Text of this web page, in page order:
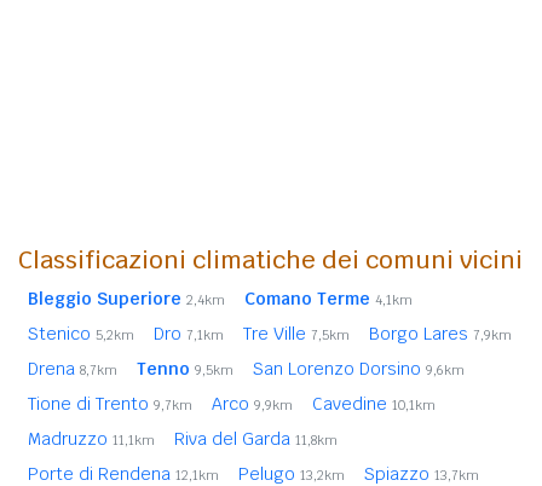
Classificazioni climatiche dei comuni vicini
Bleggio Superiore 2,4km Comano Terme 4,1km
Stenico 5,2km Dro 7,1km Tre Ville 7,5km Borgo Lares 7,9km
Drena 8,7km Tenno 9,5km San Lorenzo Dorsino 9,6km
Tione di Trento 9,7km Arco 9,9km Cavedine 10,1km
Madruzzo 11,1km Riva del Garda 11,8km
Porte di Rendena 12,1km Pelugo 13,2km Spiazzo 13,7km